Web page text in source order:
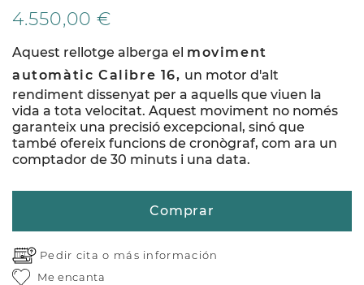
4.550,00 €
Aquest rellotge alberga el moviment
automàtic Calibre 16, un motor d'alt
rendiment dissenyat per a aquells que viuen la
vida a tota velocitat. Aquest moviment no només
garanteix una precisió excepcional, sinó que
també ofereix funcions de cronògraf, com ara un
comptador de 30 minuts i una data.
Comprar
Pedir cita o más información
Me encanta